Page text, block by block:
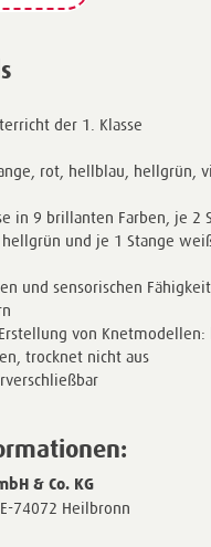
der 1. Klasse
rot, hellblau, hellgrün,
in 9 brillanten Farben, je 2
und je 1 Stange
und sensorischen
von Knetmodellen:
trocknet nicht aus
& Co. KG
74072 Heilbronn